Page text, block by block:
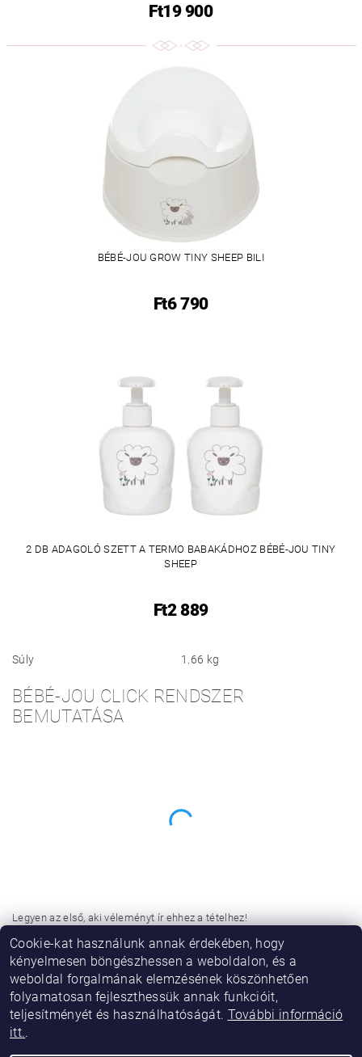
Ft19 900
BÉBÉ-JOU GROW TINY SHEEP BILI
Ft6 790
2 DB ADAGOLÓ SZETT A TERMO BABAKÁDHOZ BÉBÉ-JOU TINY
SHEEP
Ft2 889
Súly 1.66 kg
BÉBÉ-JOU CLICK RENDSZER
BEMUTATÁSA
Legyen az első, aki véleményt ír ehhez a tételhez!
Hozzászólás hozzáadása
Cookie-kat használunk annak érdekében, hogy
kényelmesen böngészhessen a weboldalon, és a
weboldal forgalmának elemzésének köszönhetően
folyamatosan fejleszthessük annak funkcióit,
teljesítményét és használhatóságát. További információ
itt..